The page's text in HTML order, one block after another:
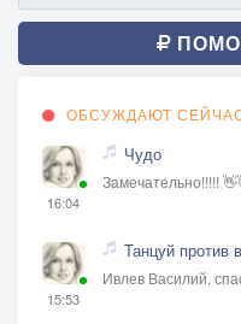
ОБСУЖДАЮТ
16:04
Чудо
Замечательно!!!!!
15:53
Танцуй против
Ивлев Василий,